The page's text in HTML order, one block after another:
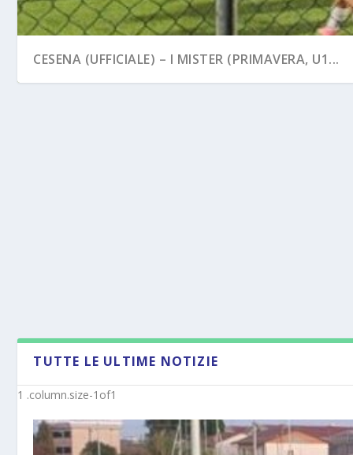
CESENA (UFFICIALE) – I MISTER (PRIMAVERA, U1...
TUTTE LE ULTIME NOTIZIE